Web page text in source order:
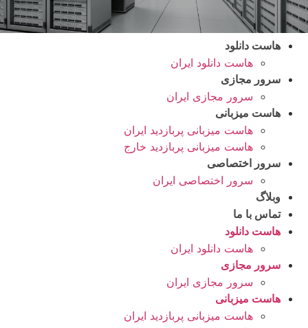
هاست دانلود
هاست دانلود ایران
سرور مجازی
سرور مجازی ایران
هاست میزبانی
هاست میزبانی پربازدید ایران
هاست میزبانی پربازدید خارج
سرور اختصاصی
سرور اختصاصی ایران
وبلاگ
تماس با ما
هاست دانلود
هاست دانلود ایران
سرور مجازی
سرور مجازی ایران
هاست میزبانی
هاست میزبانی پربازدید ایران